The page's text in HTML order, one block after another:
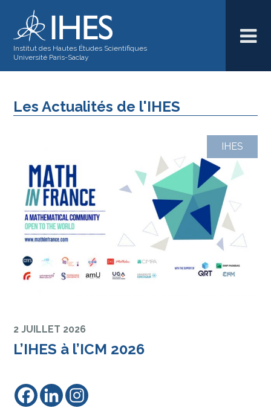
Institut des Hautes Études Scientifiques
Université Paris-Saclay
Les Actualités de l'IHES
IHES
2 JUILLET 2026
L’IHES à l’ICM 2026